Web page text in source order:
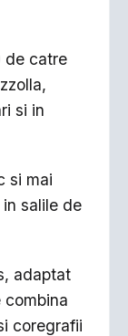
de catre
si in
si mai
salile de
adaptat
combina
coregrafii